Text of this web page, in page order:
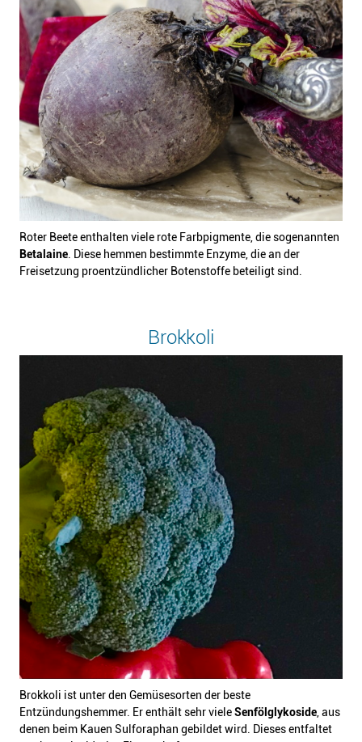
Roter Beete enthalten viele rote Farbpigmente, die sogenannten
Betalaine. Diese hemmen bestimmte Enzyme, die an der
Freisetzung proentzündlicher Botenstoffe beteiligt sind.
Brokkoli
Brokkoli ist unter den Gemüsesorten der beste
Entzündungshemmer. Er enthält sehr vieleSenfölglykoside , aus
denen beim Kauen Sulforaphan gebildet wird. Dieses entfaltet